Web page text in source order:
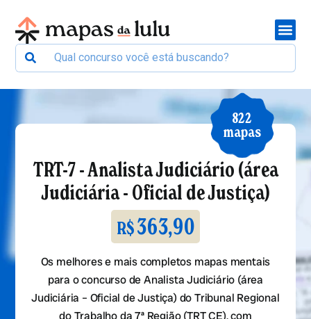
822
mapas
TRT-7 - Analista Judiciário (área
Judiciária - Oficial de Justiça)
R$363,90
Os melhores e mais completos mapas mentais
para o concurso de Analista Judiciário (área
Judiciária – Oficial de Justiça) do Tribunal Regional
do Trabalho da 7ª Região (TRT CE), com